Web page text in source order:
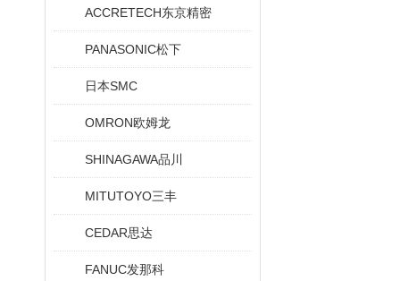
ACCRETECH东京精密
PANASONIC松下
日本SMC
OMRON欧姆龙
SHINAGAWA品川
MITUTOYO三丰
CEDAR思达
FANUC发那科